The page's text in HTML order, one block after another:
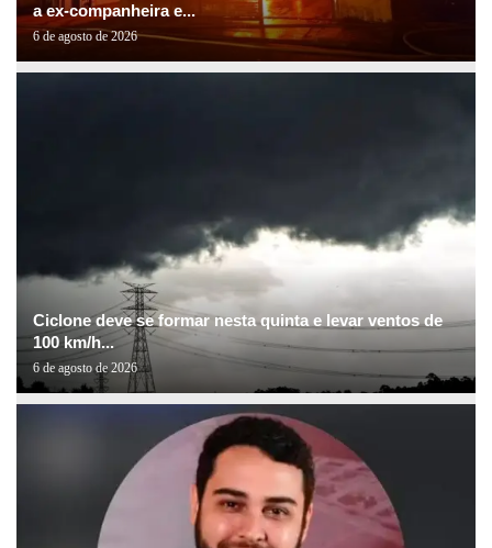
a ex-companheira e...
6 de agosto de 2026
Ciclone deve se formar nesta quinta e levar ventos de
100 km/h...
6 de agosto de 2026